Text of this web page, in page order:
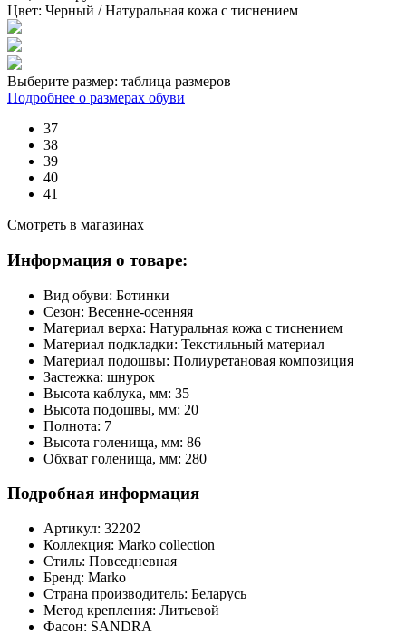
Цвет: Черный / Натуральная кожа с тиснением
Выберите размер: таблица размеров
Подробнее о размерах обуви
37
38
39
40
41
Смотреть в магазинах
Информация о товаре:
Вид обуви: Ботинки
Сезон: Весенне-осенняя
Материал верха: Натуральная кожа с тиснением
Материал подкладки: Текстильный материал
Материал подошвы: Полиуретановая композиция
Застежка: шнурок
Высота каблука, мм: 35
Высота подошвы, мм: 20
Полнота: 7
Высота голенища, мм: 86
Обхват голенища, мм: 280
Подробная информация
Артикул: 32202
Коллекция: Marko collection
Стиль: Повседневная
Бренд: Marko
Страна производитель: Беларусь
Метод крепления: Литьевой
Фасон: SANDRA